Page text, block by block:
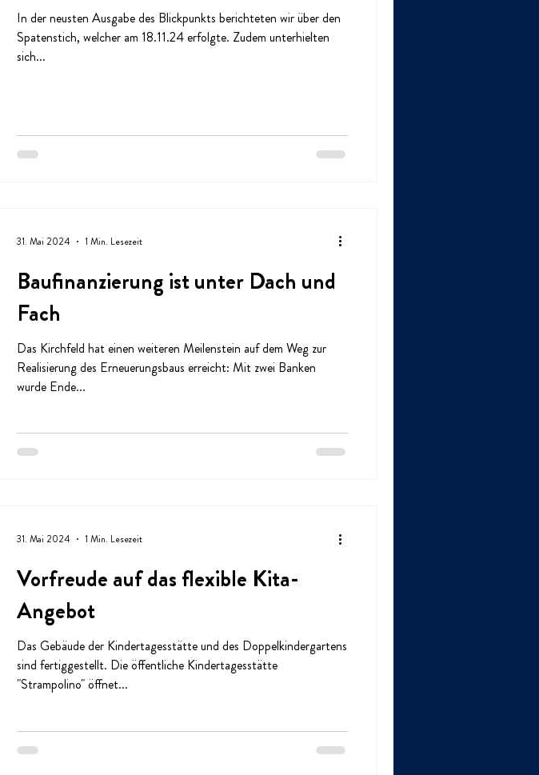
In der neusten Ausgabe des Blickpunkts berichteten wir über den
Spatenstich, welcher am 18.11.24 erfolgte. Zudem unterhielten
sich...
Baufinanzierung ist unter Dach und
Fach
Das Kirchfeld hat einen weiteren Meilenstein auf dem Weg zur
Realisierung des Erneuerungsbaus erreicht: Mit zwei Banken
wurde Ende...
31. Mai 2024 1 Min. Lesezeit
Vorfreude auf das flexible Kita-
Angebot
Das Gebäude der Kindertagesstätte und des Doppelkindergartens
sind fertiggestellt. Die öffentliche Kindertagesstätte
"Strampolino" öffnet...
31. Mai 2024 1 Min. Lesezeit